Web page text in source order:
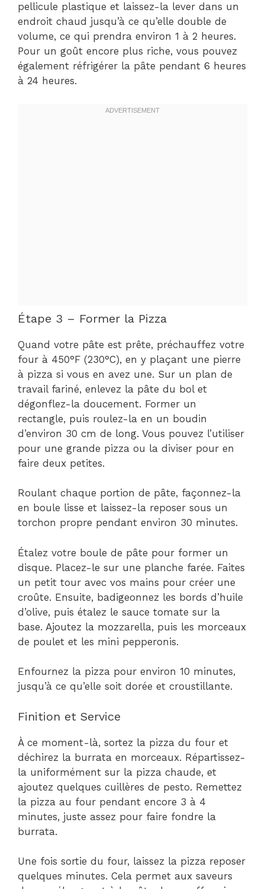
pellicule plastique et laissez-la lever dans un
endroit chaud jusqu’à ce qu’elle double de
volume, ce qui prendra environ 1 à 2 heures.
Pour un goût encore plus riche, vous pouvez
également réfrigérer la pâte pendant 6 heures
à 24 heures.
Étape 3 – Former la Pizza
Quand votre pâte est prête, préchauffez votre
four à 450°F (230°C), en y plaçant une pierre
à pizza si vous en avez une. Sur un plan de
travail fariné, enlevez la pâte du bol et
dégonflez-la doucement. Former un
rectangle, puis roulez-la en un boudin
d’environ 30 cm de long. Vous pouvez l’utiliser
pour une grande pizza ou la diviser pour en
faire deux petites.
Roulant chaque portion de pâte, façonnez-la
en boule lisse et laissez-la reposer sous un
torchon propre pendant environ 30 minutes.
Étalez votre boule de pâte pour former un
disque. Placez-le sur une planche farée. Faites
un petit tour avec vos mains pour créer une
croûte. Ensuite, badigeonnez les bords d’huile
d’olive, puis étalez le sauce tomate sur la
base. Ajoutez la mozzarella, puis les morceaux
de poulet et les mini pepperonis.
Enfournez la pizza pour environ 10 minutes,
jusqu’à ce qu’elle soit dorée et croustillante.
Finition et Service
À ce moment-là, sortez la pizza du four et
déchirez la burrata en morceaux. Répartissez-
la uniformément sur la pizza chaude, et
ajoutez quelques cuillères de pesto. Remettez
la pizza au four pendant encore 3 à 4
minutes, juste assez pour faire fondre la
burrata.
Une fois sortie du four, laissez la pizza reposer
quelques minutes. Cela permet aux saveurs